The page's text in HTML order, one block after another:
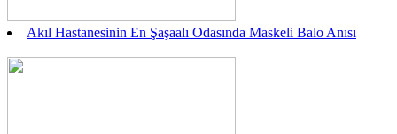
Akıl Hastanesinin En Şaşaalı Odasında Maskeli Balo Anısı